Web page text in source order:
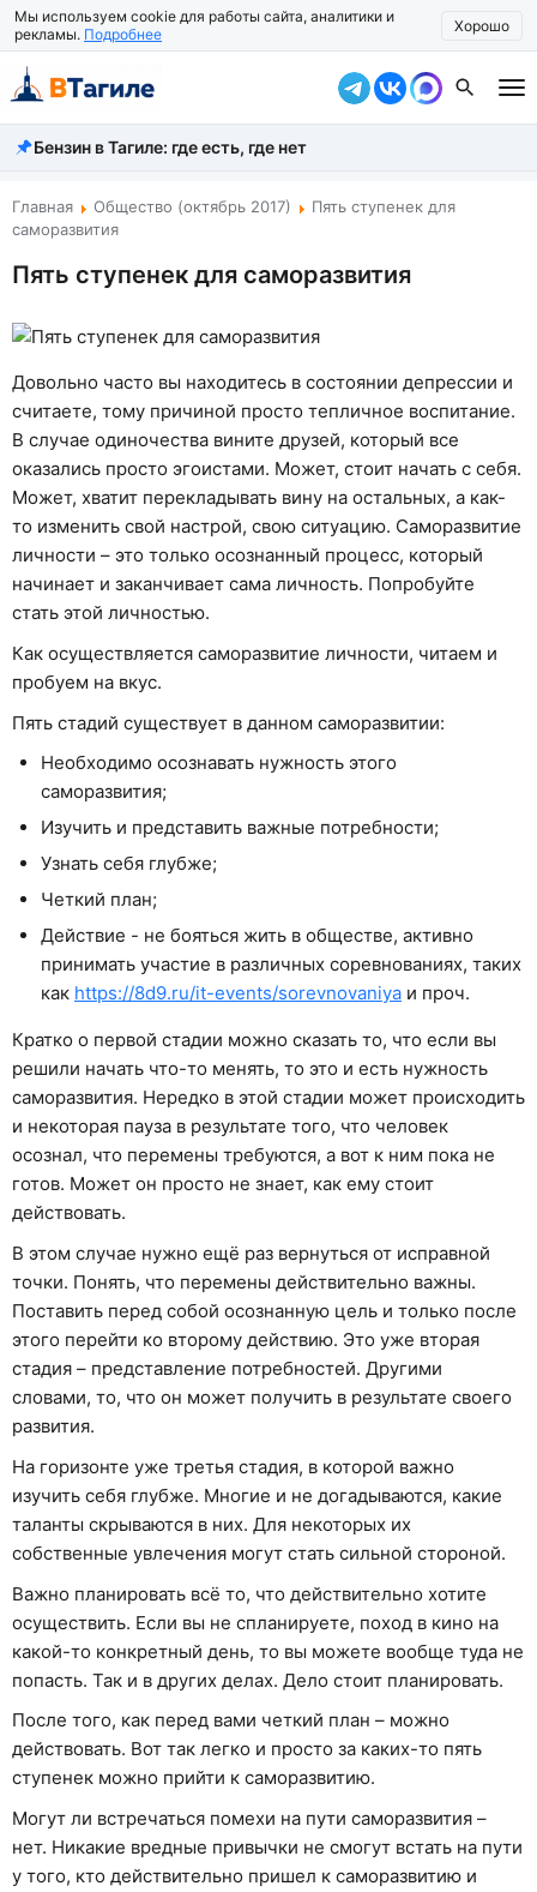
Мы используем cookie для работы сайта, аналитики и
рекламы. Подробнее Хорошо
Все новости
Происшествия
Жизнь
Экономика
Общество
Рассказать новость
Бензин в Тагиле: где есть, где нет
Главная Общество (октябрь 2017)
Пять ступенек для
саморазвития
Пять ступенек для саморазвития
Довольно часто вы находитесь в состоянии депрессии и
считаете, тому причиной просто тепличное воспитание.
В случае одиночества вините друзей, который все
оказались просто эгоистами. Может, стоит начать с себя.
Может, хватит перекладывать вину на остальных, а как-
то изменить свой настрой, свою ситуацию. Саморазвитие
личности – это только осознанный процесс, который
начинает и заканчивает сама личность. Попробуйте
стать этой личностью.
Как осуществляется саморазвитие личности, читаем и
пробуем на вкус.
Пять стадий существует в данном саморазвитии:
Необходимо осознавать нужность этого
саморазвития;
Изучить и представить важные потребности;
Узнать себя глубже;
Четкий план;
Действие - не бояться жить в обществе, активно
принимать участие в различных соревнованиях, таких
как https://8d9.ru/it-events/sorevnovaniya и проч.
Кратко о первой стадии можно сказать то, что если вы
решили начать что-то менять, то это и есть нужность
саморазвития. Нередко в этой стадии может происходить
и некоторая пауза в результате того, что человек
осознал, что перемены требуются, а вот к ним пока не
готов. Может он просто не знает, как ему стоит
действовать.
В этом случае нужно ещё раз вернуться от исправной
точки. Понять, что перемены действительно важны.
Поставить перед собой осознанную цель и только после
этого перейти ко второму действию. Это уже вторая
стадия – представление потребностей. Другими
словами, то, что он может получить в результате своего
развития.
На горизонте уже третья стадия, в которой важно
изучить себя глубже. Многие и не догадываются, какие
таланты скрываются в них. Для некоторых их
собственные увлечения могут стать сильной стороной.
Важно планировать всё то, что действительно хотите
осуществить. Если вы не спланируете, поход в кино на
какой-то конкретный день, то вы можете вообще туда не
попасть. Так и в других делах. Дело стоит планировать.
После того, как перед вами четкий план – можно
действовать. Вот так легко и просто за каких-то пять
ступенек можно прийти к саморазвитию.
Могут ли встречаться помехи на пути саморазвития –
нет. Никакие вредные привычки не смогут встать на пути
у того, кто действительно пришел к саморазвитию и